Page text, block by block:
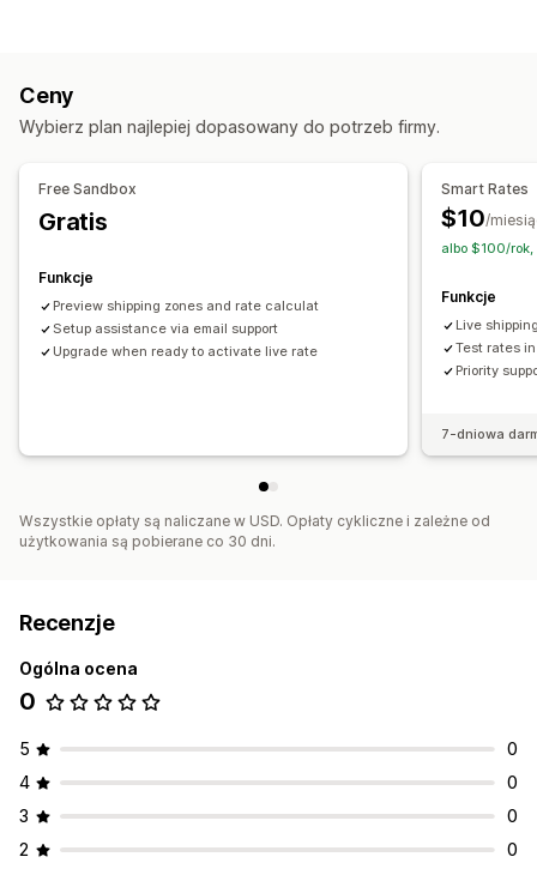
Na podstawie wymiarów
Na podstawie produktu Na podstawie ilości
Do wielu stref
Ukryj stawki
Reguły niestandardowe
Ceny
Wybierz plan najlepiej dopasowany do potrzeb firmy.
Free Sandbox
Gratis
Funkcje
Preview shipping zones and rate calculat
Setup assistance via email support
Upgrade when ready to activate live rate
Smart Rates
$10/
albo $100/rok,
Funkcje
Live
Test rates
Priority
7-dniowa
Wszystkie opłaty są naliczane w USD. Opłaty cykliczne i zależne od
użytkowania są pobierane co 30 dni.
Recenzje
Ogólna ocena
0
5
0
4
0
3
0
2
0